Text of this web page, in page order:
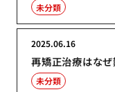
未分類
再矯正治療はな
2025.06.16
未分類